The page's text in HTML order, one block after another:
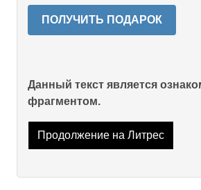
ПОЛУЧИТЬ ПОДАРОК
Данный текст является
фрагментом.
Продолжение на Литрес